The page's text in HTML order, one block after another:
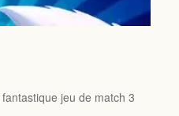
jeu de match 3